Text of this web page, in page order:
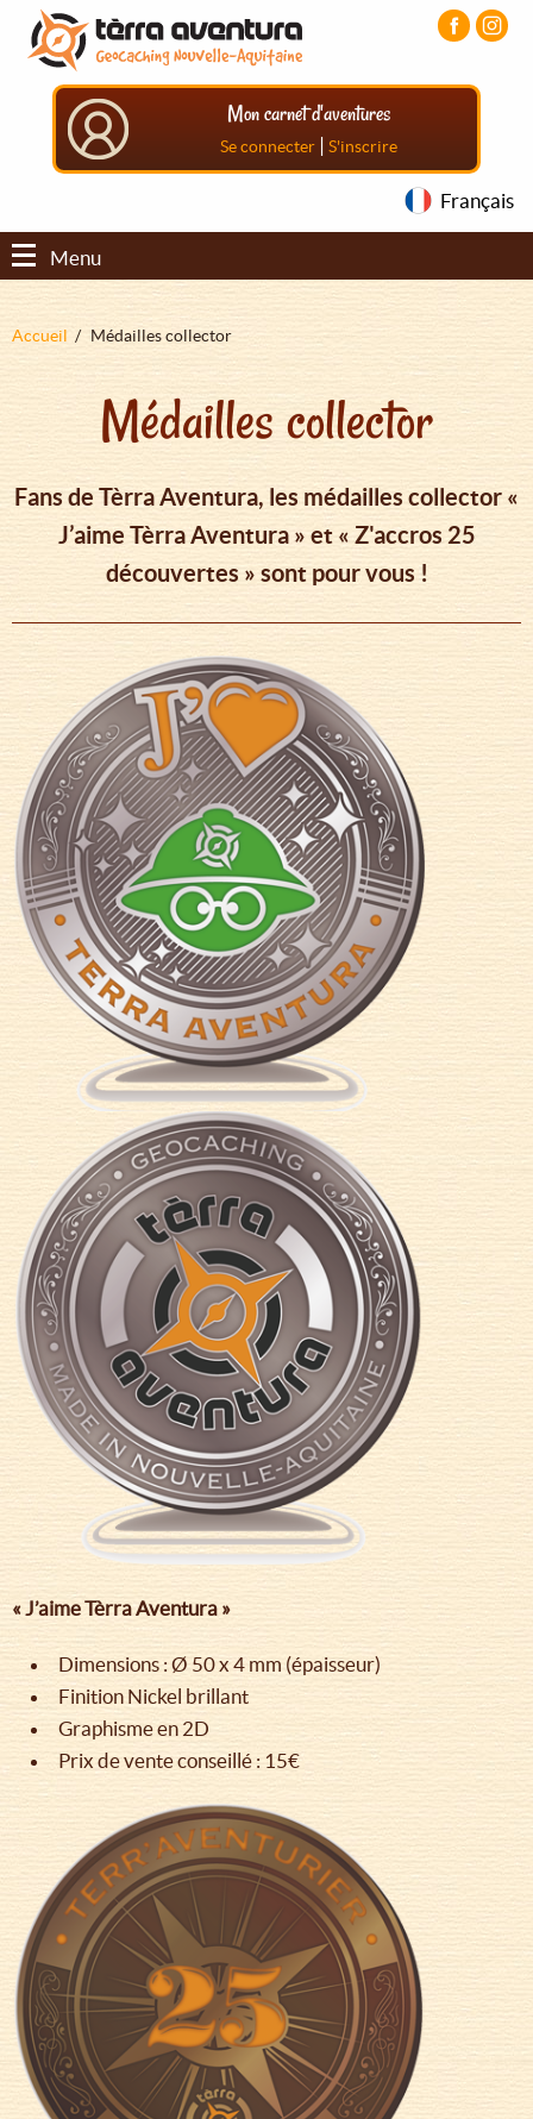
Aller
contenu
principal
Aller
menu
principal
Aller
pied
Mon carnet d'aventures
Se connecter | S'inscrire
Français
Menu
Fil
Accueil Médailles collector
Médailles collector
Fans de Tèrra Aventura, les médailles collector «
J’aime Tèrra Aventura » et « Z'accros 25
découvertes » sont pour vous !
« J’aime Tèrra Aventura »
Dimensions : Ø 50 x 4 mm (épaisseur)
Finition Nickel brillant
Graphisme en 2D
Prix de vente conseillé : 15€